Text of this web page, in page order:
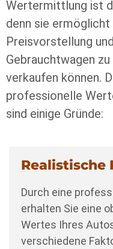
Wertermittlung ist
denn sie
Preisvorstellung
Gebrauchtwagen
verkaufen können.
professionelle
sind einige Gründe:
Realistische
Durch eine
erhalten Sie eine
Wertes Ihres
verschiedene